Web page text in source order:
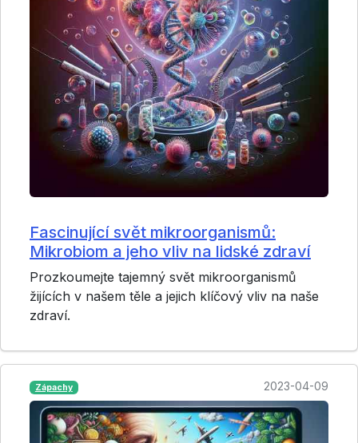
Fascinující svět mikroorganismů:
Mikrobiom a jeho vliv na lidské zdraví
Prozkoumejte tajemný svět mikroorganismů
žijících v našem těle a jejich klíčový vliv na naše
zdraví.
Zápachy 2023-04-09